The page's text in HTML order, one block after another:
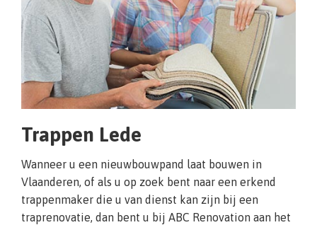
Trappen Lede
Wanneer u een nieuwbouwpand laat bouwen in
Vlaanderen, of als u op zoek bent naar een erkend
trappenmaker die u van dienst kan zijn bij een
traprenovatie, dan bent u bij ABC Renovation aan het